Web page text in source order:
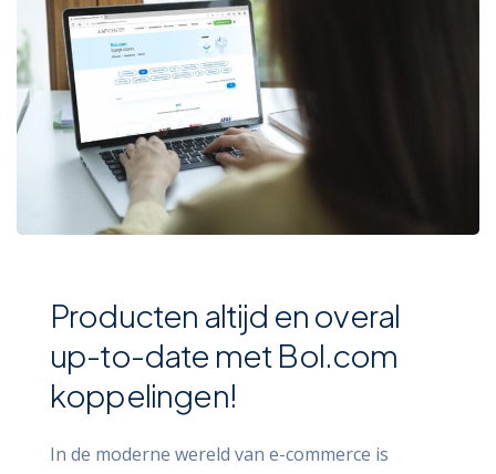
Producten altijd en overal
up-to-date met Bol.com
koppelingen!
In de moderne wereld van e-commerce is